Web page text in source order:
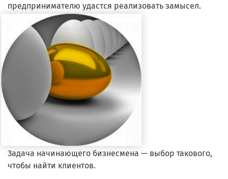
предпринимателю удастся реализовать замысел.
Задача начинающего бизнесмена — выбор такового,
чтобы найти клиентов.